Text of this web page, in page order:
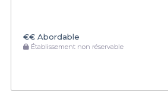
€€ Abordable
Établissement non réservable